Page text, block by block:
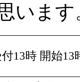
います
13時 開始13